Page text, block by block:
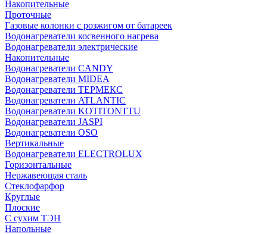
Накопительные
Проточные
Газовые колонки с розжигом от батареек
Водонагреватели косвенного нагрева
Водонагреватели электрические
Накопительные
Водонагреватели CANDY
Водонагреватели MIDEA
Водонагреватели ТЕРМЕКС
Водонагреватели ATLANTIC
Водонагреватели KOTITONTTU
Водонагреватели JASPI
Водонагреватели OSO
Вертикальные
Водонагреватели ELECTROLUX
Горизонтальные
Нержавеющая сталь
Стеклофарфор
Круглые
Плоские
С сухим ТЭН
Напольные